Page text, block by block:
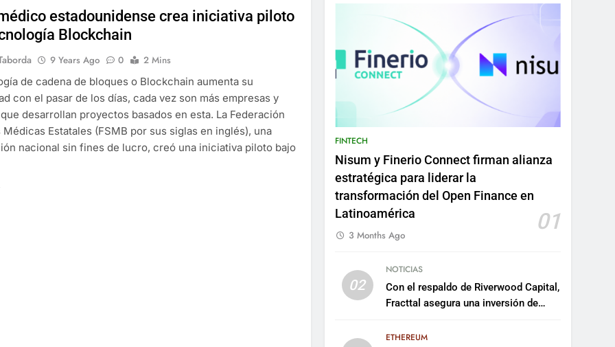
estadounidense crea iniciativa piloto
Blockchain
9 Years Ago 0
2 Mins
de cadena de bloques o Blockchain aumenta su
con el pasar de los días, cada vez son más empresas y
desarrollan proyectos basados en esta. La Federación
Estatales (FSMB por sus siglas en inglés), una
nacional sin fines de lucro, creó una iniciativa piloto bajo
FINTECH
Nisum y Finerio Connect firman alianza
estratégica para liderar la
transformación del Open Finance en
Latinoamérica
01
3 Months Ago
02
NOTICIAS
Con el respaldo de Riverwood Capital,
Fracttal asegura una inversión de
plataforma
ETHEREUM